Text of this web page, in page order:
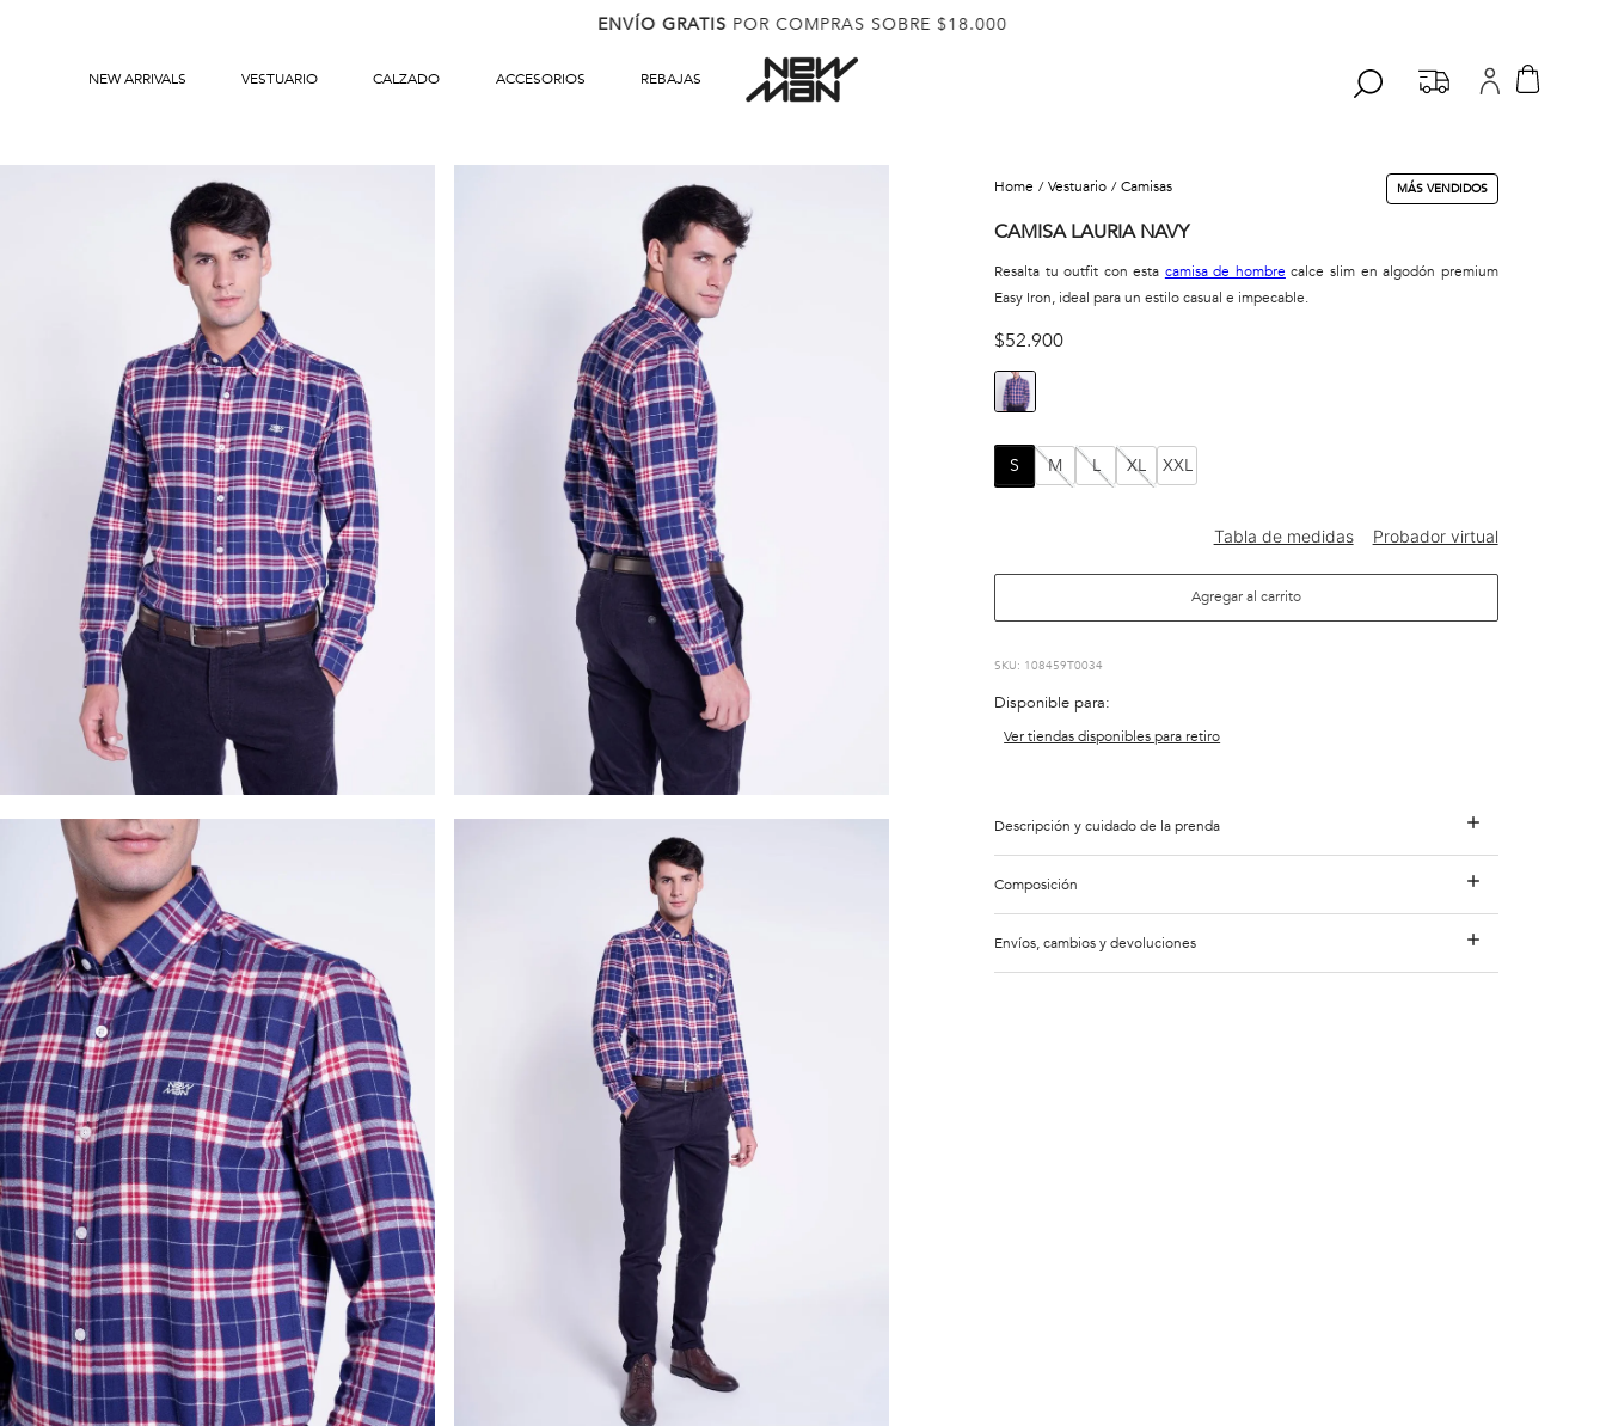
ENVÍO GRATIS POR COMPRAS SOBRE $18.000
NEW ARRIVALS VESTUARIO CALZADO ACCESORIOS REBAJAS
vestuario camisas MÁS VENDIDOS
CAMISA LAURIA NAVY
Resalta tu outfit con esta camisa de hombre calce slim en algodón premium
Easy Iron, ideal para un estilo casual e impecable.
$52.900
S M L XL XXL
Agregar al carrito
: 108459T0034
Disponible para:
Ver tiendas disponibles para retiro
Descripción y cuidado de la prenda
Composición
Envíos, cambios y devoluciones